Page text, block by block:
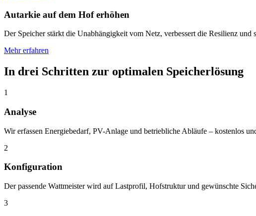
Autarkie auf dem Hof erhöhen
Der Speicher stärkt die Unabhängigkeit vom Netz, verbessert die Resilienz
Mehr erfahren
In drei Schritten zur optimalen Speicherlösung
1
Analyse
Wir erfassen Energiebedarf, PV-Anlage und betriebliche Abläufe – kostenlos
2
Konfiguration
Der passende Wattmeister wird auf Lastprofil, Hofstruktur und gewünschte
3